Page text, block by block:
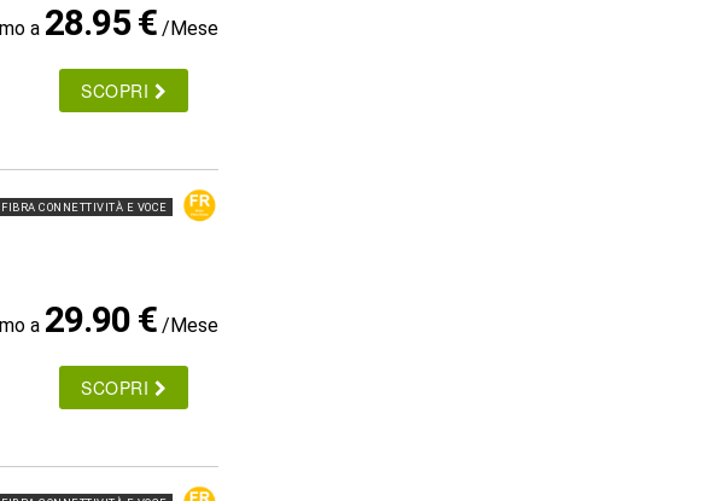
a 28.95 € /Mese
SCOPRI
FIBRA CONNETTIVITÀ E VOCE
a 29.90 € /Mese
SCOPRI